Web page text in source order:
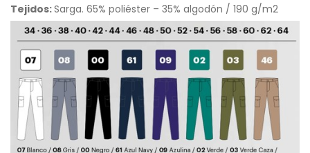
Tejidos:Sarga. 65% poliéster – 35% algodón / 190 g/m2